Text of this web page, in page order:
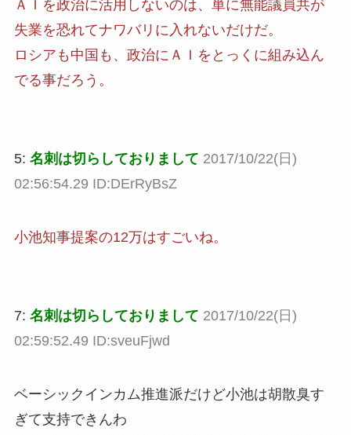
ＡＩを政治に活用しないのは、単に無能議員共が
失業を恐れてナワバリに入れないだけだ。
ロシアも中国も、政治にＡＩをとっくに組み込ん
でる事だろう。
5: 名刺は切らしておりまして 2017/10/22(日)
02:56:54.29 ID:DErRyBsZ
小池知事提案の12万はすごいね。
7: 名刺は切らしておりまして 2017/10/22(日)
02:59:52.49 ID:sveuFjwd
ベーシックインカム推進派だけど小池は胡散臭す
ぎて支持できんわ